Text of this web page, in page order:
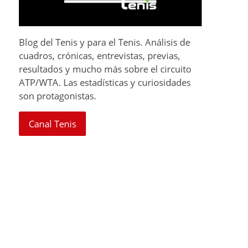
Blog del Tenis y para el Tenis. Análisis de
cuadros, crónicas, entrevistas, previas,
resultados y mucho más sobre el circuito
ATP/WTA. Las estadísticas y curiosidades
son protagonistas.
Canal Tenis